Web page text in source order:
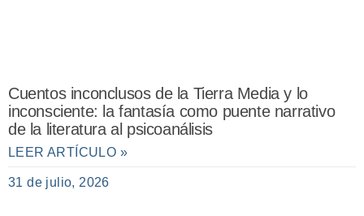
Cuentos inconclusos de la Tierra Media y lo
inconsciente: la fantasía como puente narrativo
de la literatura al psicoanálisis
LEER ARTÍCULO »
31 de julio, 2026